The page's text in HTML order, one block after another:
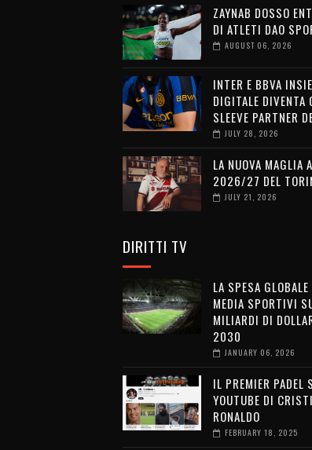
ZAYNAB DOSSO
DI ATLETI DAO
AUGUST 06, 2026
INTER E BBVA
DIGITALE DIVENTA
SLEEVE PARTNER
JULY 28, 2026
LA NUOVA MAGLIA
2026/27 DEL
JULY 21, 2026
DIRITTI TV
LA SPESA
MEDIA SPORTIVI
MILIARDI DI
2030
JANUARY 06, 2026
IL PREMIER PADEL
YOUTUBE DI
RONALDO
FEBRUARY 18, 2025